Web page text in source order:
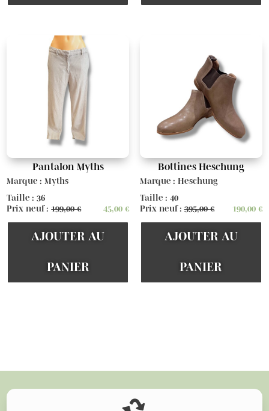
Pantalon Myths
Marque : Myths
Taille : 36
Prix neuf :199,00€ 45,00€
AJOUTER AU
PANIER
Bottines Heschung
Marque : Heschung
Taille : 40
Prix neuf :395,00€ 190,00 €
AJOUTER AU
PANIER